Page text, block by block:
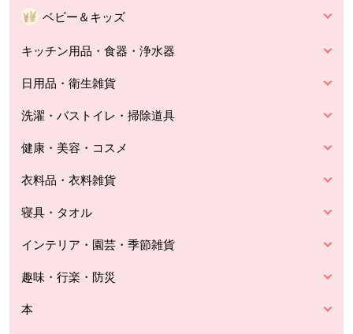
ベビー＆キッズ
キッチン用品・食器・浄水器
日用品・衛生雑貨
洗濯・バストイレ・掃除道具
健康・美容・コスメ
衣料品・衣料雑貨
寝具・タオル
インテリア・園芸・季節雑貨
趣味・行楽・防災
本